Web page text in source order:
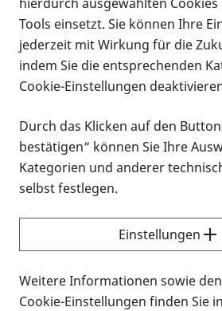
Infomaterial
Infomaterial
Vorlesen
Alle Infomaterialien in
Formaten an einem Ort
Sie möchten wissen, wie Sie
suchen und dieses bestellen
können? Schauen Sie sich die
Thema Infomaterial auf der PRO
für blinde und sehbehinderte
Tools einsetzt. Sie können Ihre
jederzeit mit Wirkung für die
indem Sie die entsprechenden
Cookie-Einstellungen
Durch das Klicken auf den
bestätigen“ können Sie Ihre
Kategorien und anderer
selbst festlegen.
Einstellungen
Weitere Informationen sowie
Cookie-Einstellungen finden Sie